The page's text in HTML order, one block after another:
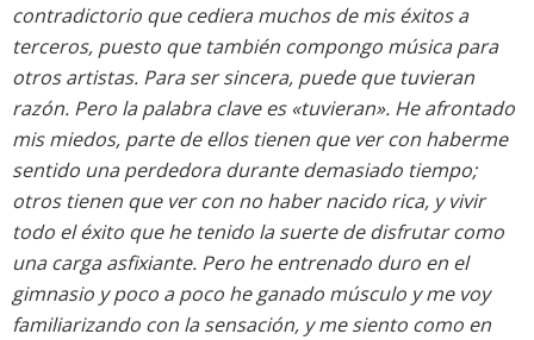
contradictorio que cediera muchos de mis éxitos a
terceros, puesto que también compongo música para
otros artistas. Para ser sincera, puede que tuvieran
razón. Pero la palabra clave es «tuvieran». He afrontado
mis miedos, parte de ellos tienen que ver con haberme
sentido una perdedora durante demasiado tiempo;
otros tienen que ver con no haber nacido rica, y vivir
todo el éxito que he tenido la suerte de disfrutar como
una carga asfixiante. Pero he entrenado duro en el
gimnasio y poco a poco he ganado músculo y me voy
familiarizando con la sensación, y me siento como en